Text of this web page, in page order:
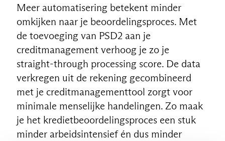
Meer automatisering betekent minder
omkijken naar je beoordelingsproces. Met
de toevoeging van PSD2 aan je
creditmanagement verhoog je zo je
straight-through processing score. De data
verkregen uit de rekening gecombineerd
met je creditmanagementtool zorgt voor
minimale menselijke handelingen. Zo maak
je het kredietbeoordelingsproces een stuk
minder arbeidsintensief én dus minder
NL